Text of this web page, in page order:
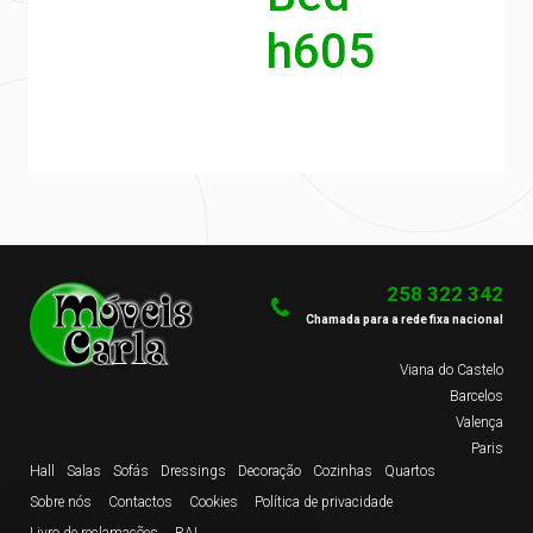
h605
Hall Salas Sofás Dressings Decoração Cozinhas
Quartos
Sobre nós
Contactos Cookies
Política de privacidade
258 322 342
Chamada para a rede fixa nacional
Viana do Castelo
Barcelos
Valença
Paris